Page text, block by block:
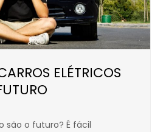
ELÉTRICOS
são o futuro? É fácil